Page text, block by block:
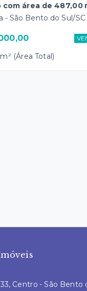
- São Bento do Sul/SC
(Área Total)
Centro - São Bento